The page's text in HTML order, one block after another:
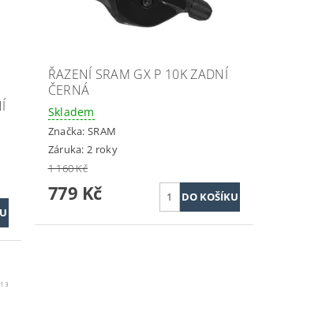
ŘAZENÍ SRAM GX P 10K ZADNÍ
ČERNÁ
Skladem
Značka:SRAM
Záruka: 2 roky
1 160 Kč
779 Kč